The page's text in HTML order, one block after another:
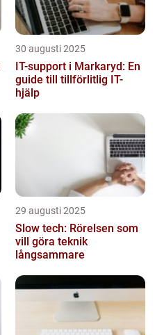
30 augusti 2025
IT-support i Markaryd: En
guide till tillförlitlig IT-
hjälp
29 augusti 2025
Slow tech: Rörelsen som
vill göra teknik
långsammare